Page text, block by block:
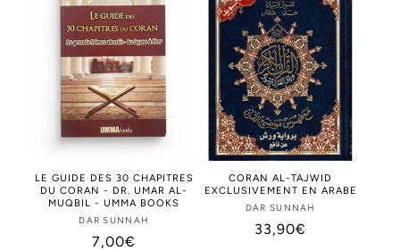
LE GUIDE DES 30 CHAPITRES
DU CORAN - DR. UMAR AL-
MUQBIL - UMMA BOOKS
Distributeur :
DAR SUNNAH
Prix
7,00€
CORAN AL-TAJWID
EXCLUSIVEMENT EN ARABE
Distributeur :
DAR SUNNAH
Prix
33,90€